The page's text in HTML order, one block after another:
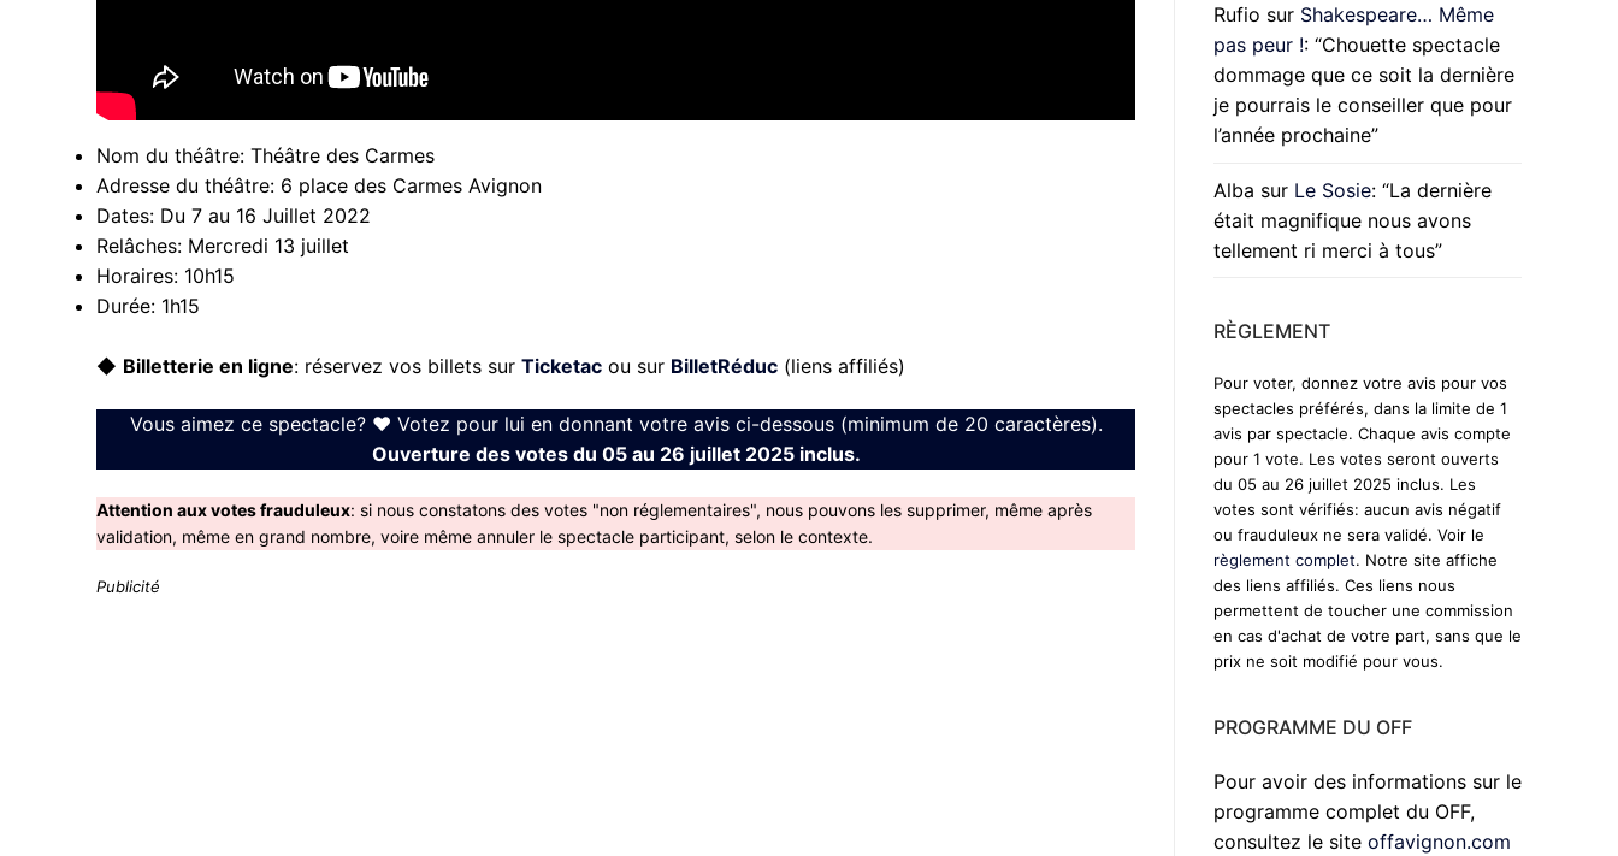
Nom du théâtre: Théâtre des Carmes
Adresse du théâtre: 6 place des Carmes Avignon
Dates: Du 7 au 16 Juillet 2022
Relâches: Mercredi 13 juillet
Horaires: 10h15
Durée: 1h15
◆ Billetterie en ligne: réservez vos billets sur Ticketac ou sur BilletRéduc (liens affiliés)
Vous aimez ce spectacle? ❤ Votez pour lui en donnant votre avis ci-dessous (minimum de 20 caractères).
Ouverture des votes du 05 au 26 juillet 2025 inclus.
Attention aux votes frauduleux: si nous constatons des votes "non réglementaires", nous pouvons les supprimer, même après
validation, même en grand nombre, voire même annuler le spectacle participant, selon le contexte.
Publicité
Rufio sur Shakespeare… Même
pas peur !: “Chouette spectacle
dommage que ce soit la dernière
je pourrais le conseiller que pour
l’année prochaine”
Alba sur Le Sosie: “La dernière
était magnifique nous avons
tellement ri merci à tous”
RÈGLEMENT
Pour voter, donnez votre avis pour vos
spectacles préférés, dans la limite de 1
avis par spectacle. Chaque avis compte
pour 1 vote. Les votes seront ouverts
du 05 au 26 juillet 2025 inclus. Les
votes sont vérifiés: aucun avis négatif
ou frauduleux ne sera validé. Voir le
règlement complet. Notre site affiche
des liens affiliés. Ces liens nous
permettent de toucher une commission
en cas d'achat de votre part, sans que le
prix ne soit modifié pour vous.
PROGRAMME DU OFF
Pour avoir des informations sur le
programme complet du OFF,
consultez le site offavignon.com